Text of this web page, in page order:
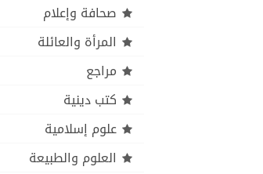
صحافة وإعلام
المرأة والعائلة
مراجع
كتب دينية
علوم إسلامية
العلوم والطبيعة